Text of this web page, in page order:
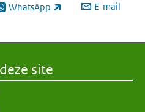
WhatsApp
link) E-mail
site